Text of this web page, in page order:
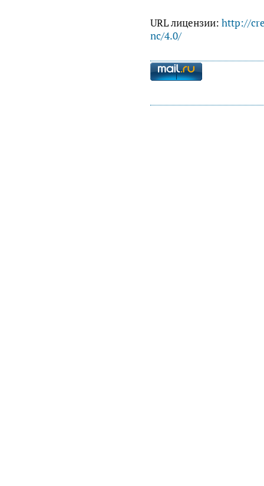
URL лицензии: http://
nc/4.0/